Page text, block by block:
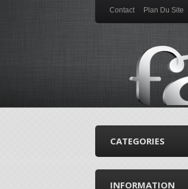
Contact Plan Du Site
CATEGORIES
INFORMATION